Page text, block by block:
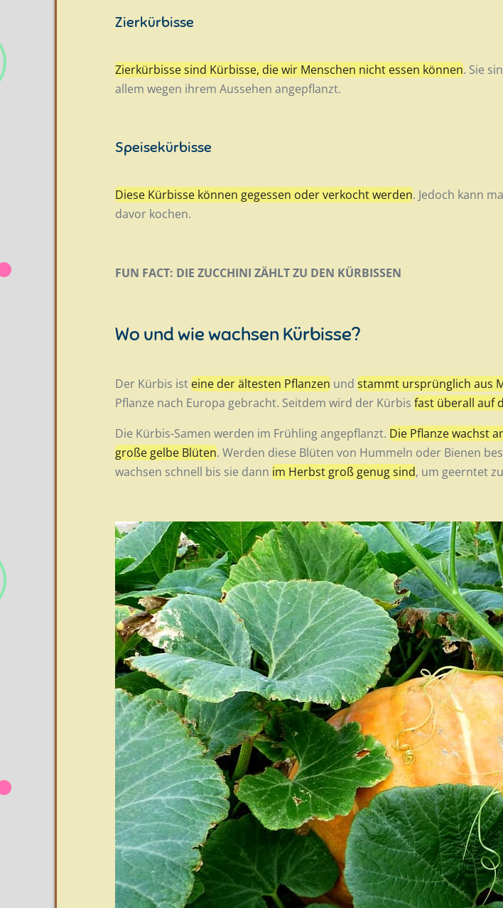
Zierkürbisse
Zierkürbisse sind Kürbisse, die wir Menschen nicht essen können. Sie
allem wegen ihrem Aussehen angepflanzt.
Speisekürbisse
Diese Kürbisse können gegessen oder verkocht werden. Jedoch kann
davor kochen.
FUN FACT: DIE ZUCCHINI ZÄHLT ZU DEN KÜRBISSEN
Wo und wie wachsen Kürbisse?
Der Kürbis isteine der ältesten Pflanzen und stammt ursprünglich aus
Pflanze nach Europa gebracht. Seitdem wird der Kürbis fast überall auf
Die Kürbis-Samen werden im Frühling angepflanzt. Die Pflanze wachst
große gelbe Blüten. Werden diese Blüten von Hummeln oder Bienen
wachsen schnell bis sie dann im Herbst groß genug sind, um geerntet